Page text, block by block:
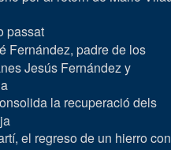
passat
Fernández, padre de los
Jesús Fernández y
la recuperació dels
el regreso de un hierro con